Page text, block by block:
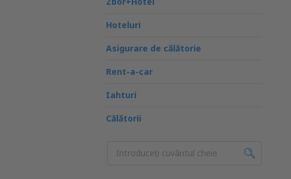
Hoteluri
Asigurare de călătorie
Rent-a-car
Iahturi
Călătorii